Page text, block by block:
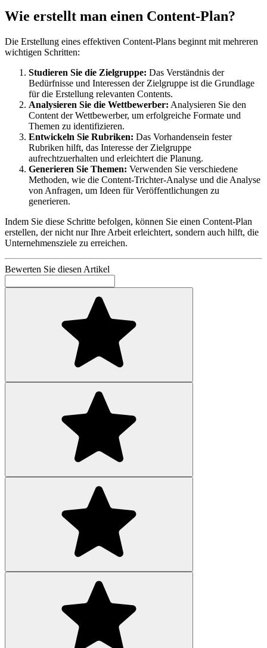
Wie erstellt man einen Content-Plan?
Die Erstellung eines effektiven Content-Plans beginnt mit mehreren
wichtigen Schritten:
Studieren Sie die Zielgruppe: Das Verständnis der
Bedürfnisse und Interessen der Zielgruppe ist die Grundlage
für die Erstellung relevanten Contents.
Analysieren Sie die Wettbewerber: Analysieren Sie den
Content der Wettbewerber, um erfolgreiche Formate und
Themen zu identifizieren.
Entwickeln Sie Rubriken: Das Vorhandensein fester
Rubriken hilft, das Interesse der Zielgruppe
aufrechtzuerhalten und erleichtert die Planung.
Generieren Sie Themen: Verwenden Sie verschiedene
Methoden, wie die Content-Trichter-Analyse und die Analyse
von Anfragen, um Ideen für Veröffentlichungen zu
generieren.
Indem Sie diese Schritte befolgen, können Sie einen Content-Plan
erstellen, der nicht nur Ihre Arbeit erleichtert, sondern auch hilft, die
Unternehmensziele zu erreichen.
Bewerten Sie diesen Artikel